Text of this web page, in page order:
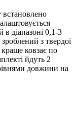
діапазоні 0,1-3
з твердої
краще ковзає по
йдуть 2
довжини на